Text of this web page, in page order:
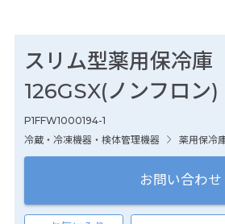
スリム型薬用保冷
126GSX(ノンフロン
P1FFW1000194-1
冷蔵・冷凍機器・検体管理機器
薬用保冷
お問い合わせ